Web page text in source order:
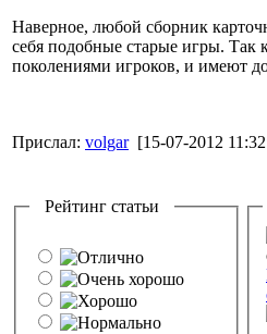
Наверное, любой сборник
себя подобные старые игры. Так
поколениями игроков, и имеют
Прислал: volgar [15-07-2012
Рейтинг статьи